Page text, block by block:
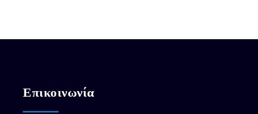
Επικοινωνία